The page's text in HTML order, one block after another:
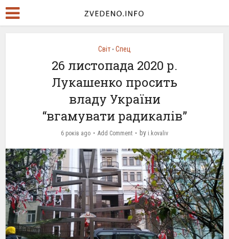
Світ • Спец
26 листопада 2020 р.
Лукашенко просить
владу України
“вгамувати радикалів”
6 років ago Add Comment by i.kovaliv